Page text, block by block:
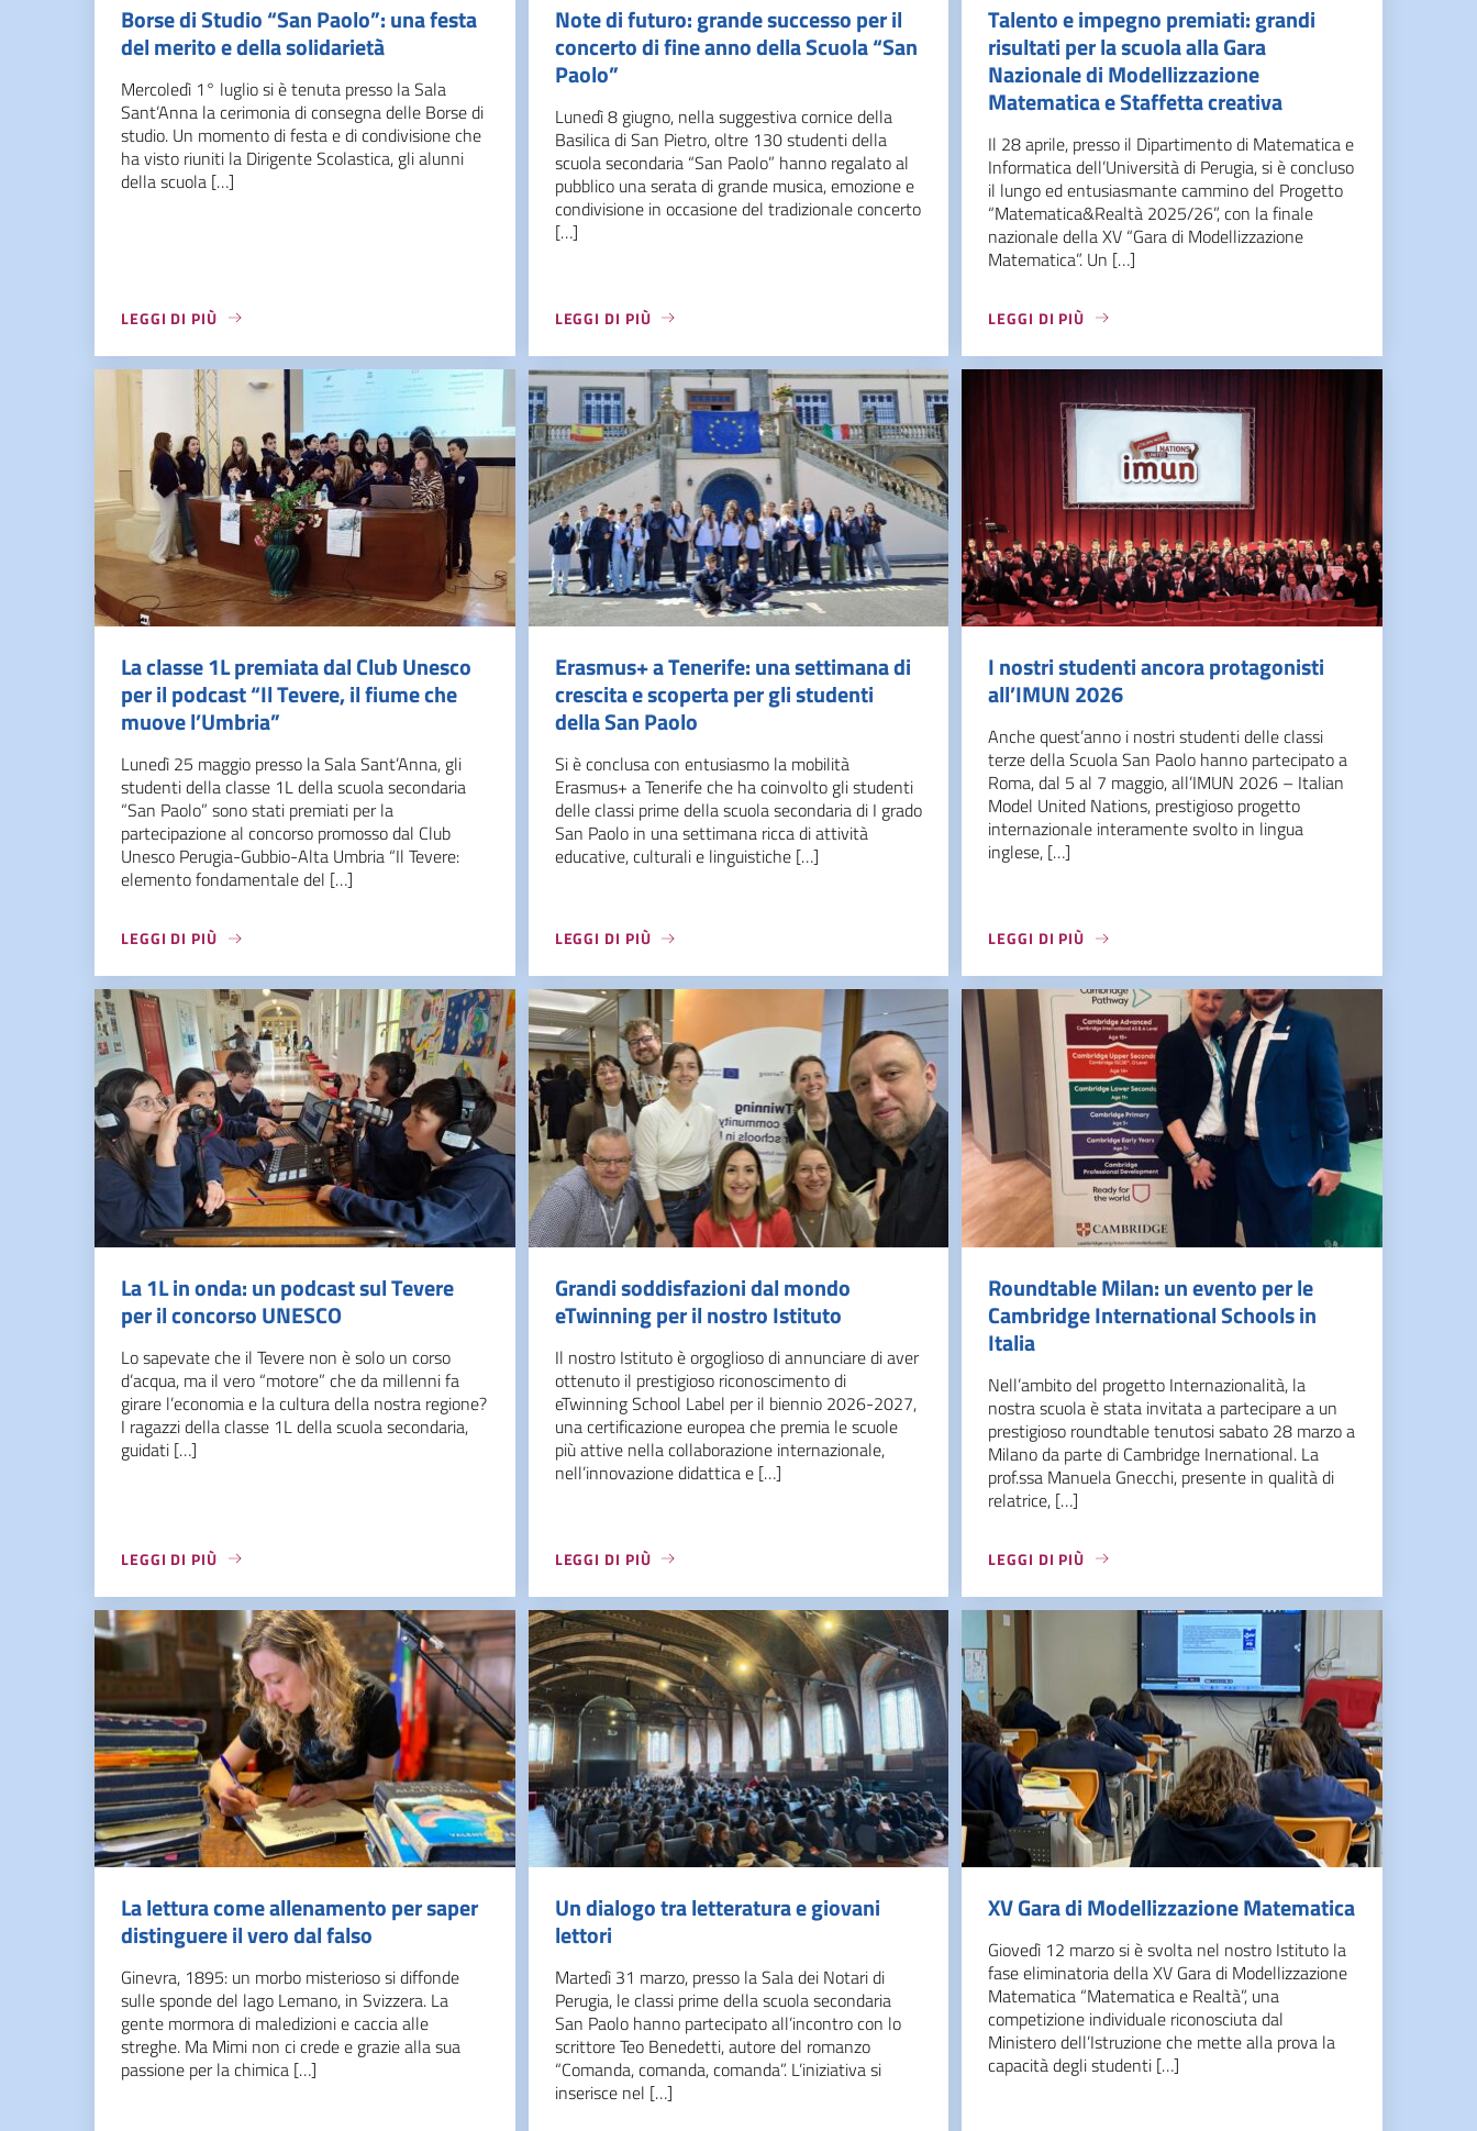
Borse di Studio “San Paolo”: una festa
del merito e della solidarietà
Mercoledì 1° luglio si è tenuta presso la Sala
Sant’Anna la cerimonia di consegna delle Borse di
studio. Un momento di festa e di condivisione che
ha visto riuniti la Dirigente Scolastica, gli alunni
della scuola […]
LEGGI DI PIÙ
Note di futuro: grande successo per il
concerto di fine anno della Scuola “San
Paolo”
Lunedì 8 giugno, nella suggestiva cornice della
Basilica di San Pietro, oltre 130 studenti della
scuola secondaria “San Paolo” hanno regalato al
pubblico una serata di grande musica, emozione e
condivisione in occasione del tradizionale concerto
[…]
LEGGI DI PIÙ
Talento e impegno premiati: grandi
risultati per la scuola alla Gara
Nazionale di Modellizzazione
Matematica e Staffetta creativa
Il 28 aprile, presso il Dipartimento di Matematica e
Informatica dell’Università di Perugia, si è concluso
il lungo ed entusiasmante cammino del Progetto
“Matematica&Realtà 2025/26”, con la finale
nazionale della XV “Gara di Modellizzazione
Matematica”. Un […]
LEGGI DI PIÙ
La classe 1L premiata dal Club Unesco
per il podcast “Il Tevere, il fiume che
muove l’Umbria”
Lunedì 25 maggio presso la Sala Sant’Anna, gli
studenti della classe 1L della scuola secondaria
“San Paolo” sono stati premiati per la
partecipazione al concorso promosso dal Club
Unesco Perugia-Gubbio-Alta Umbria “Il Tevere:
elemento fondamentale del […]
LEGGI DI PIÙ
Erasmus+ a Tenerife: una settimana di
crescita e scoperta per gli studenti
della San Paolo
Si è conclusa con entusiasmo la mobilità
Erasmus+ a Tenerife che ha coinvolto gli studenti
delle classi prime della scuola secondaria di I grado
San Paolo in una settimana ricca di attività
educative, culturali e linguistiche […]
LEGGI DI PIÙ
I nostri studenti ancora protagonisti
all’IMUN 2026
Anche quest’anno i nostri studenti delle classi
terze della Scuola San Paolo hanno partecipato a
Roma, dal 5 al 7 maggio, all’IMUN 2026 – Italian
Model United Nations, prestigioso progetto
internazionale interamente svolto in lingua
inglese, […]
LEGGI DI PIÙ
La 1L in onda: un podcast sul Tevere
per il concorso UNESCO
Lo sapevate che il Tevere non è solo un corso
d’acqua, ma il vero “motore” che da millenni fa
girare l’economia e la cultura della nostra regione?
I ragazzi della classe 1L della scuola secondaria,
guidati […]
LEGGI DI PIÙ
Grandi soddisfazioni dal mondo
eTwinning per il nostro Istituto
Il nostro Istituto è orgoglioso di annunciare di aver
ottenuto il prestigioso riconoscimento di
eTwinning School Label per il biennio 2026-2027,
una certificazione europea che premia le scuole
più attive nella collaborazione internazionale,
nell’innovazione didattica e […]
LEGGI DI PIÙ
Roundtable Milan: un evento per le
Cambridge International Schools in
Italia
Nell’ambito del progetto Internazionalità, la
nostra scuola è stata invitata a partecipare a un
prestigioso roundtable tenutosi sabato 28 marzo a
Milano da parte di Cambridge Inernational. La
prof.ssa Manuela Gnecchi, presente in qualità di
relatrice, […]
LEGGI DI PIÙ
La lettura come allenamento per saper
distinguere il vero dal falso
Ginevra, 1895: un morbo misterioso si diffonde
sulle sponde del lago Lemano, in Svizzera. La
gente mormora di maledizioni e caccia alle
streghe. Ma Mimi non ci crede e grazie alla sua
passione per la chimica […]
Un dialogo tra letteratura e giovani
lettori
Martedì 31 marzo, presso la Sala dei Notari di
Perugia, le classi prime della scuola secondaria
San Paolo hanno partecipato all’incontro con lo
scrittore Teo Benedetti, autore del romanzo
“Comanda, comanda, comanda”. L’iniziativa si
inserisce nel […]
XV Gara di Modellizzazione Matematica
Giovedì 12 marzo si è svolta nel nostro Istituto la
fase eliminatoria della XV Gara di Modellizzazione
Matematica “Matematica e Realtà”, una
competizione individuale riconosciuta dal
Ministero dell’Istruzione che mette alla prova la
capacità degli studenti […]